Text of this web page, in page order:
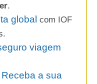
.
global com IOF
viagem
Receba a sua